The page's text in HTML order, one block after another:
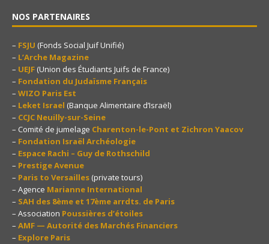
NOS PARTENAIRES
– FSJU (Fonds Social Juif Unifié)
– L’Arche Magazine
– UEJF (Union des Étudiants Juifs de France)
– Fondation du Judaïsme Français
– WIZO Paris Est
– Leket Israel (Banque Alimentaire d’Israël)
– CCJC Neuilly-sur-Seine
– Comité de jumelage Charenton-le-Pont et Zichron Yaacov
– Fondation Israël Archéologie
– Espace Rachi – Guy de Rothschild
– Prestige Avenue
– Paris to Versailles (private tours)
– Agence Marianne International
– SAH des 8ème et 17ème arrdts. de Paris
– Association Poussières d’étoiles
– AMF — Autorité des Marchés Financiers
– Explore Paris